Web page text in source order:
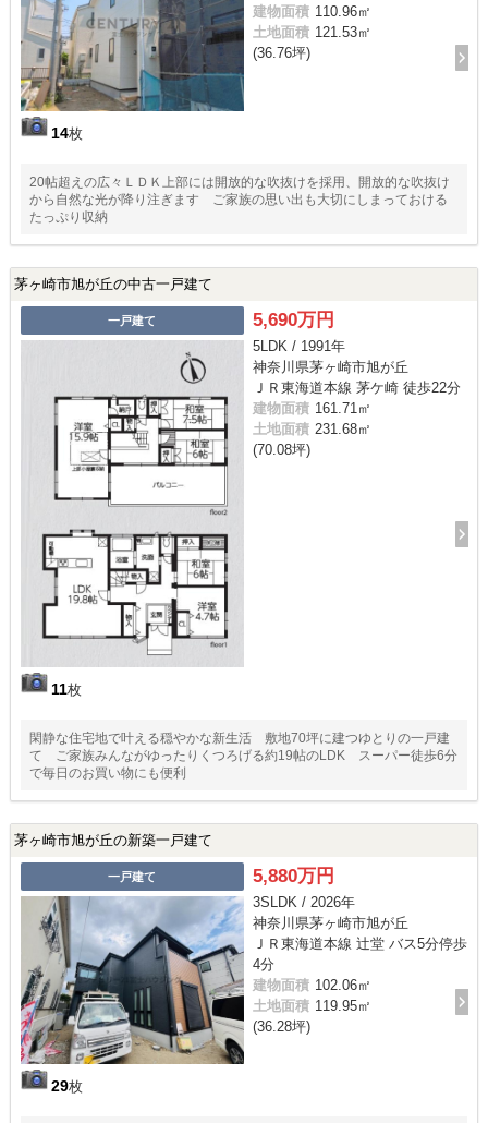
14枚
建物面積 110.96㎡
土地面積 121.53㎡
(36.76坪)
20帖超えの広々ＬＤＫ上部には開放的な吹抜けを採用、開放的な吹抜け
から自然な光が降り注ぎます ご家族の思い出も大切にしまっておける
たっぷり収納
茅ヶ崎市旭が丘の中古一戸建て
一戸建て
11枚
5,690万円
5LDK / 1991年
神奈川県茅ヶ崎市旭が丘
ＪＲ東海道本線 茅ケ崎 徒歩22分
建物面積 161.71㎡
土地面積 231.68㎡
(70.08坪)
閑静な住宅地で叶える穏やかな新生活 敷地70坪に建つゆとりの一戸建
て ご家族みんながゆったりくつろげる約19帖のLDK スーパー徒歩6分
で毎日のお買い物にも便利
茅ヶ崎市旭が丘の新築一戸建て
一戸建て
29枚
5,880万円
3SLDK / 2026年
神奈川県茅ヶ崎市旭が丘
ＪＲ東海道本線 辻堂 バス5分停歩
4分
建物面積 102.06㎡
土地面積 119.95㎡
(36.28坪)